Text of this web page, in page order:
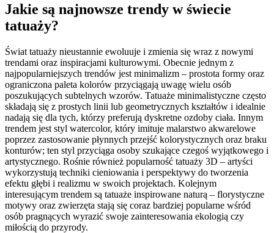
Jakie są najnowsze trendy w świecie
tatuaży?
Świat tatuaży nieustannie ewoluuje i zmienia się wraz z nowymi
trendami oraz inspiracjami kulturowymi. Obecnie jednym z
najpopularniejszych trendów jest minimalizm – prostota formy oraz
ograniczona paleta kolorów przyciągają uwagę wielu osób
poszukujących subtelnych wzorów. Tatuaże minimalistyczne często
składają się z prostych linii lub geometrycznych kształtów i idealnie
nadają się dla tych, którzy preferują dyskretne ozdoby ciała. Innym
trendem jest styl watercolor, który imituje malarstwo akwarelowe
poprzez zastosowanie płynnych przejść kolorystycznych oraz braku
konturów; ten styl przyciąga osoby szukające czegoś wyjątkowego i
artystycznego. Rośnie również popularność tatuaży 3D – artyści
wykorzystują techniki cieniowania i perspektywy do tworzenia
efektu głębi i realizmu w swoich projektach. Kolejnym
interesującym trendem są tatuaże inspirowane naturą – florystyczne
motywy oraz zwierzęta stają się coraz bardziej popularne wśród
osób pragnących wyrazić swoje zainteresowania ekologią czy
miłością do przyrody.